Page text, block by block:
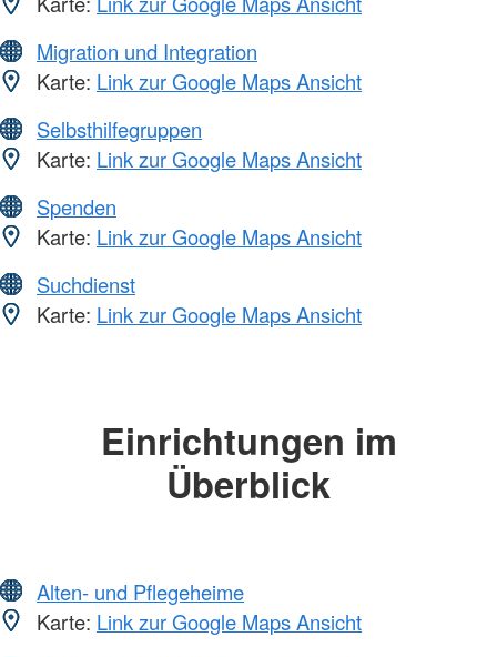
Migration und Integration
Karte: Link zur Google Maps Ansicht
Selbsthilfegruppen
Karte: Link zur Google Maps Ansicht
Spenden
Karte: Link zur Google Maps Ansicht
Suchdienst
Karte: Link zur Google Maps Ansicht
Einrichtungen im
Überblick
Alten- und Pflegeheime
Karte: Link zur Google Maps Ansicht